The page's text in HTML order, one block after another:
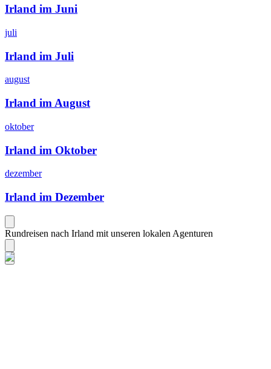
Irland im Juni
juli
Irland im Juli
august
Irland im August
oktober
Irland im Oktober
dezember
Irland im Dezember
Rundreisen nach Irland mit unseren lokalen Agenturen